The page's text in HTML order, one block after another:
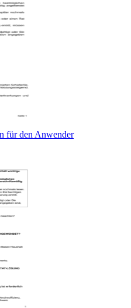
für den Anwender